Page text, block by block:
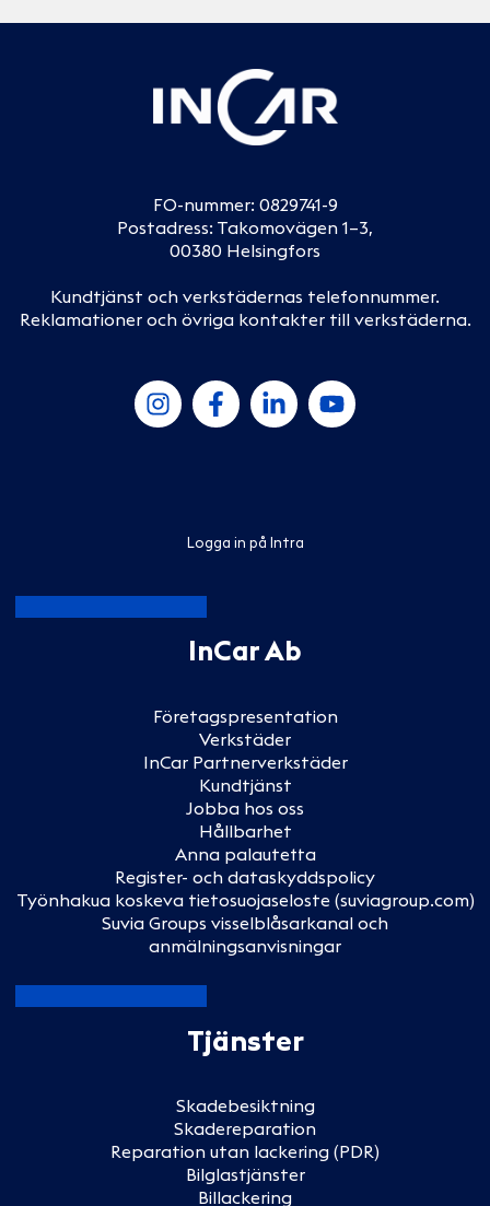
FO-nummer: 0829741-9
Postadress: Takomovägen 1–3,
00380 Helsingfors
Kundtjänst och verkstädernas telefonnummer.
Reklamationer och övriga kontakter till verkstäderna.
Logga in på Intra
InCar Ab
Företagspresentation
Verkstäder
InCar Partnerverkstäder
Kundtjänst
Jobba hos oss
Hållbarhet
Anna palautetta
Register- och dataskyddspolicy
Työnhakua koskeva tietosuojaseloste (suviagroup.com)
Suvia Groups visselblåsarkanal och
anmälningsanvisningar
Tjänster
Skadebesiktning
Skadereparation
Reparation utan lackering (PDR)
Bilglastjänster
Billackering